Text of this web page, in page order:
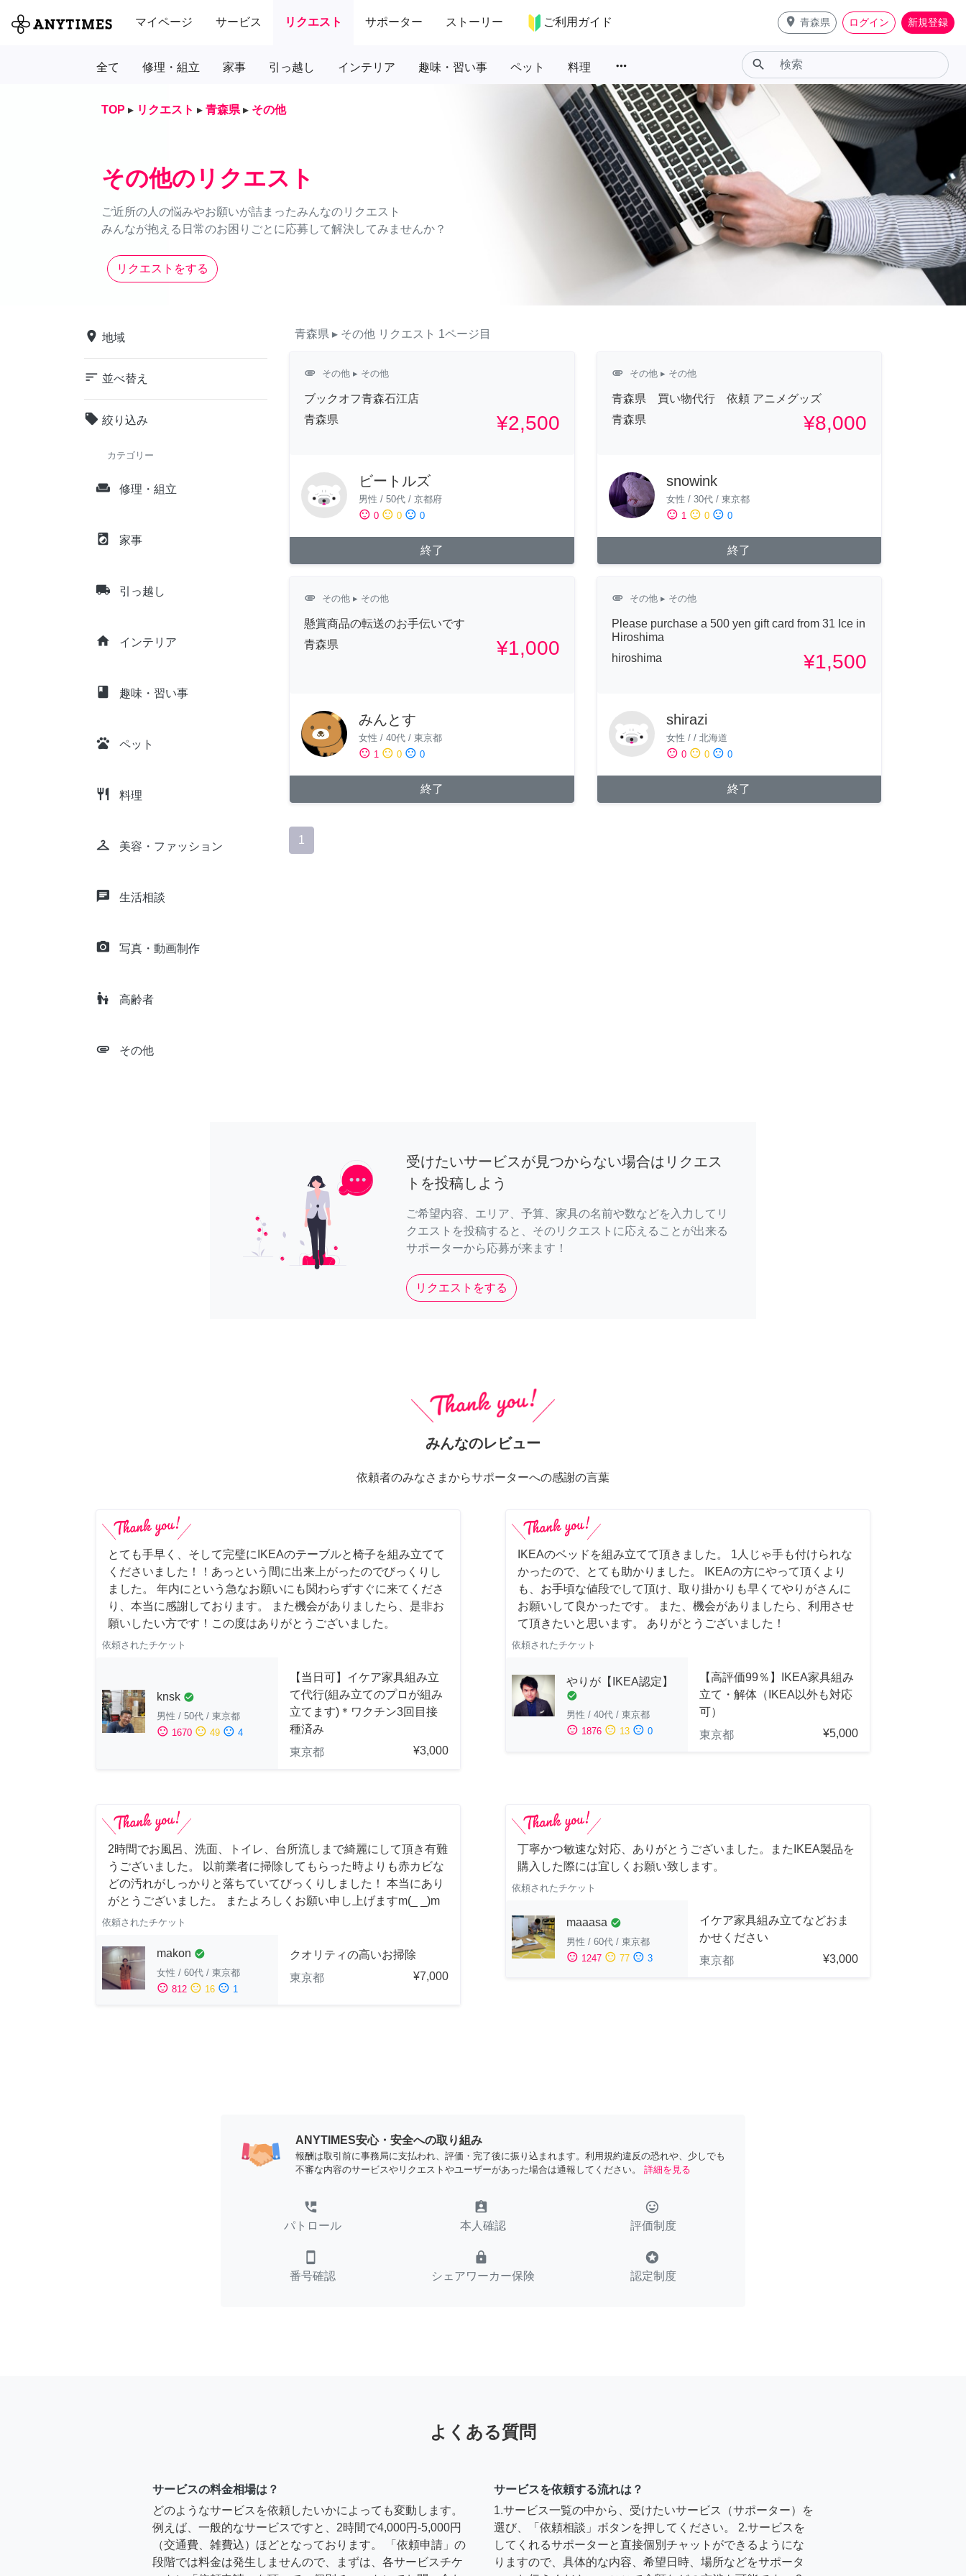
マイページ サービス リクエスト サポーター ストーリー ご利用ガイド place 青森県 ログイン 新規登録
全て 修理・組立 家事 引っ越し インテリア 趣味・習い事 ペット 料理 more_horiz search
TOP ▸ リクエスト ▸ 青森県 ▸ その他
その他のリクエスト
ご近所の人の悩みやお願いが詰まったみんなのリクエスト
みんなが抱える日常のお困りごとに応募して解決してみませんか？
リクエストをする
place 地域
sort 並べ替え
local_offer 絞り込み
カテゴリー
weekend 修理・組立
local_laundry_service 家事
local_shipping 引っ越し
home インテリア
class 趣味・習い事
pets ペット
restaurant 料理
checkroom 美容・ファッション
chat 生活相談
camera_alt 写真・動画制作
escalator_warning 高齢者
attachment その他
青森県 ▸ その他 リクエスト 1ページ目
attachment その他 ▸ その他
ブックオフ青森石江店
青森県
¥2,500
ビートルズ
男性 / 50代 / 京都府
sentiment_satisfied 0 sentiment_neutral 0 sentiment_dissatisfied 0
終了
attachment その他▸ その他
青森県 買い物代行 依頼 アニメグッズ
青森県
¥8,000
snowink
女性 / 30代/ 東京都
sentiment_satisfied 1 sentiment_neutral 0 sentiment_dissatisfied 0
終了
attachment その他 ▸ その他
懸賞商品の転送のお手伝いです
青森県
¥1,000
みんとす
女性 / 40代 / 東京都
sentiment_satisfied 1 sentiment_neutral 0 sentiment_dissatisfied 0
終了
attachment その他▸ その他
Please purchase a 500 yen gift card from 31 Ice in
Hiroshima
hiroshima
¥1,500
shirazi
女性 / / 北海道
sentiment_satisfied 0 sentiment_neutral 0 sentiment_dissatisfied 0
終了
1
受けたいサービスが見つからない場合はリクエス
トを投稿しよう
ご希望内容、エリア、予算、家具の名前や数などを入力してリ
クエストを投稿すると、そのリクエストに応えることが出来る
サポーターから応募が来ます！
リクエストをする
みんなのレビュー
依頼者のみなさまからサポーターへの感謝の言葉
とても手早く、そして完璧にIKEAのテーブルと椅子を組み立てて
くださいました！！あっという間に出来上がったのでびっくりし
ました。 年内にという急なお願いにも関わらずすぐに来てくださ
り、本当に感謝しております。 また機会がありましたら、是非お
願いしたい方です！この度はありがとうございました。
依頼されたチケット
knsk check_circle
男性 / 50代 / 東京都
sentiment_satisfied 1670 sentiment_neutral 49 sentiment_dissatisfied 4
【当日可】イケア家具組み立
て代行(組み立てのプロが組み
立てます)＊ワクチン3回目接
種済み
東京都
¥3,000
IKEAのベッドを組み立てて頂きました。 1人じゃ手も付けられな
かったので、とても助かりました。 IKEAの方にやって頂くより
も、お手頃な値段でして頂け、取り掛かりも早くてやりがさんに
お願いして良かったです。 また、機会がありましたら、利用させ
て頂きたいと思います。 ありがとうございました！
依頼されたチケット
やりが【IKEA認定】
check_circle
男性 / 40代 / 東京都
sentiment_satisfied 1876 sentiment_neutral 13 sentiment_dissatisfied 0
【高評価99％】IKEA家具組み
立て・解体（IKEA以外も対応
可）
東京都
¥5,000
2時間でお風呂、洗面、トイレ、台所流しまで綺麗にして頂き有難
うございました。 以前業者に掃除してもらった時よりも赤カビな
どの汚れがしっかりと落ちていてびっくりしました！ 本当にあり
がとうございました。 またよろしくお願い申し上げますm(_ _)m
依頼されたチケット
makon check_circle
女性 / 60代 / 東京都
sentiment_satisfied 812 sentiment_neutral 16 sentiment_dissatisfied 1
クオリティの高いお掃除
東京都
¥7,000
丁寧かつ敏速な対応、ありがとうございました。またIKEA製品を
購入した際には宜しくお願い致します。
依頼されたチケット
maaasa check_circle
男性 / 60代 / 東京都
sentiment_satisfied 1247 sentiment_neutral 77 sentiment_dissatisfied 3
イケア家具組み立てなどおま
かせください
東京都
¥3,000
ANYTIMES安心・安全への取り組み
報酬は取引前に事務局に支払われ、評価・完了後に振り込まれます。利用規約違反の恐れや、少しでも
不審な内容のサービスやリクエストやユーザーがあった場合は通報してください。
詳細を見る
perm_phone_msg
パトロール
assignment_ind
本人確認
tag_faces
評価制度
smartphone
番号確認
lock
シェアワーカー保険
stars
認定制度
よくある質問
サービスの料金相場は？
どのようなサービスを依頼したいかによっても変動します。
例えば、一般的なサービスですと、2時間で4,000円-5,000円
（交通費、雑費込）ほどとなっております。 「依頼申請」の
段階では料金は発生しませんので、まずは、各サービスチケ
サービスを依頼する流れは？
1.サービス一覧の中から、受けたいサービス（サポーター）を
選び、「依頼相談」ボタンを押してください。 2.サービスを
してくれるサポーターと直接個別チャットができるようにな
りますので、具体的な内容、希望日時、場所などをサポータ